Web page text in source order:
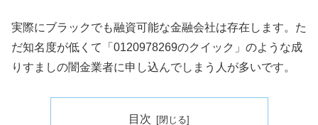
実際にブラックでも融資可能な金融会社は存在します。た
だ知名度が低くて「0120978269のクイック」のような成
りすましの闇金業者に申し込んでしまう人が多いです。
目次